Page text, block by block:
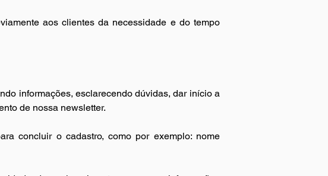
aos clientes da necessidade e do tempo
informações, esclarecendo dúvidas, dar início a
de nossa newsletter.
concluir o cadastro, como por exemplo: nome